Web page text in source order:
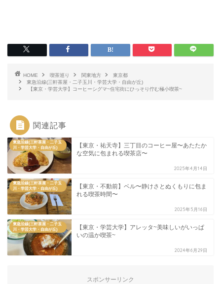
HOME 喫茶巡り 関東地方
東京都
東急沿線(三軒茶屋・二子玉川・学芸大学・自由が丘)
【東京・学芸大学】コーヒーシグマ~住宅街にひっそり佇む極小喫茶~
関連記事
東急沿線(三軒茶屋・二子玉
川・学芸大学・自由が丘)
【東京・祐天寺】三丁目のコーヒー屋〜あたたか
な空気に包まれる喫茶店〜
2025年4月14日
東急沿線(三軒茶屋・二子玉
川・学芸大学・自由が丘)
【東京・不動前】ベル〜静けさとぬくもりに包ま
れる喫茶時間〜
2025年5月16日
東急沿線(三軒茶屋・二子玉
川・学芸大学・自由が丘)
【東京・学芸大学】アレッタ~美味しいがいっぱ
いの温か喫茶~
2024年6月29日
スポンサーリンク